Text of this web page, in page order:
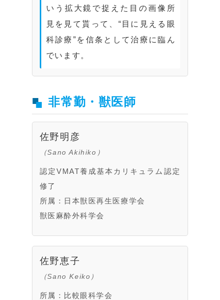
いう拡大鏡で捉えた目の画像所
見を見て貰って、“目に見える眼
科診療”を信条として治療に臨ん
でいます。
非常勤・獣医師
佐野明彦
（Sano Akihiko）
認定VMAT養成基本カリキュラム認定
修了
所属：日本獣医再生医療学会
獣医麻酔外科学会
佐野恵子
（Sano Keiko）
所属：比較眼科学会